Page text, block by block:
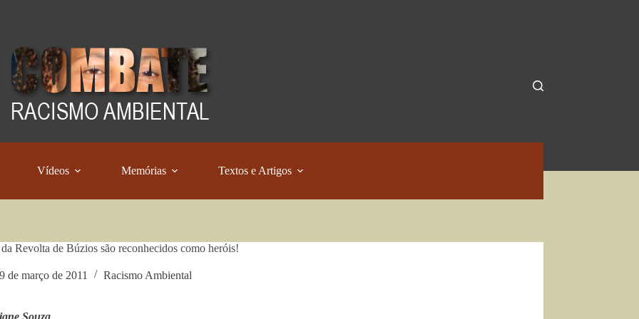
Vídeos Memórias Textos e Artigos
Revolta de Búzios são reconhecidos como heróis!
de março de 2011 Racismo Ambiental
Souza